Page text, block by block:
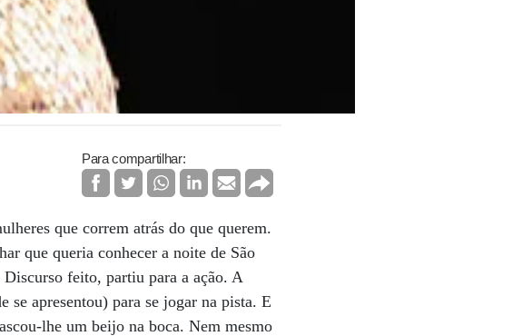
Para compartilhar:
que correm atrás do que querem.
que queria conhecer a noite de São
feito, partiu para a ação. A
se apresentou) para se jogar na pista. E
lhe um beijo na boca. Nem mesmo